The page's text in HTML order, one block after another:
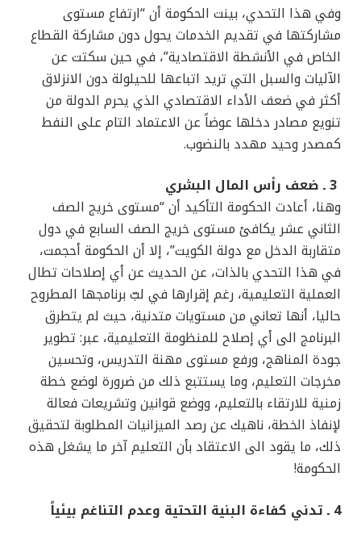
وفي هذا التحدي، بينت الحكومة أن “ارتفاع مستوى
مشاركتها في تقديم الخدمات يحول دون مشاركة القطاع
الخاص في الأنشطة الاقتصادية”، في حين سكتت عن
الآليات والسبل التي تريد اتباعها للحيلولة دون الانزلاق
أكثر في ضعف الأداء الاقتصادي الذي يحرم الدولة من
تنويع مصادر دخلها عوضاً عن الاعتماد التام على النفط
كمصدر وحيد مهدد بالنضوب.
وهنا، أعادت الحكومة التأكيد أن “مستوی خریج الصف
الثاني عشر يكافئ مستوى خريج الصف السابع في دول
متقاربة الدخل مع دولة الكويت”، إلا أن الحكومة أحجمت،
في هذا التحدي بالذات، عن الحديث عن أي إصلاحات تطال
العملية التعليمية، رغم إقرارها في لبّ برنامجها المطروح
حاليا، أنها تعاني من مستويات متدنية، حيث لم يتطرق
البرنامج الى أي إصلاح للمنظومة التعليمية، عبر: تطوير
جودة المناهج، ورفع مستوى مهنة التدريس، وتحسين
مخرجات التعليم، وما يستتبع ذلك من ضرورة لوضع خطة
زمنية للارتقاء بالتعليم، ووضع قوانين وتشريعات فعالة
لإنفاذ الخطة، ناهيك عن رصد الميزانيات المطلوبة لتحقيق
ذلك، ما يقود الى الاعتقاد بأن التعليم آخر ما يشغل هذه
الحكومة!
4 ـ تدني كفاءة البنية التحتية وعدم التناغم بيئياً